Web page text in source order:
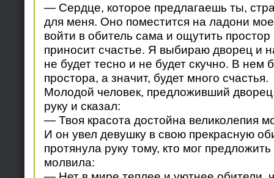
— Сердце, которое предлагаешь ты,
для меня. Оно поместится на ладони
войти в обитель сама и ощутить простор
приносит счастье. Я выбираю дворец и
не будет тесно и не будет скучно. В нем
простора, а значит, будет много счастья.
Молодой человек, предложивший
руку и сказал:
— Твоя красота достойна великолепия
И он увел девушку в свою прекрасную
протянула руку тому, кто мог
молвила: